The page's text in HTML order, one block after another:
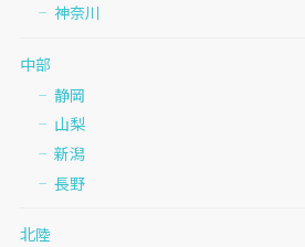
神奈川
中部
静岡
山梨
新潟
長野
北陸